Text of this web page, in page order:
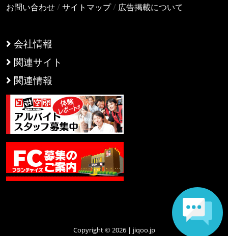
会社情報
関連サイト
関連情報
お問い合わせ/サイトマップ/ 広告掲載について
Copyright © 2026 | jiqoo.jp